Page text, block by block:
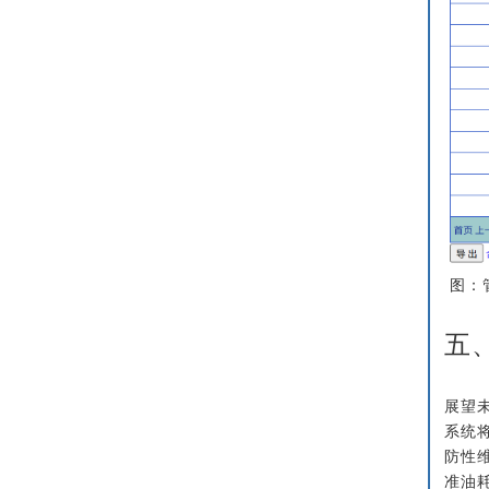
图：
五
展望
系统
防性
准油